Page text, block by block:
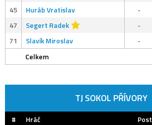
45
Huráb Vratislav -
47
Segert Radek -
71
Slavík Miroslav -
Celkem
TJ SOKOL PŘÍVORY
# Hráč Post